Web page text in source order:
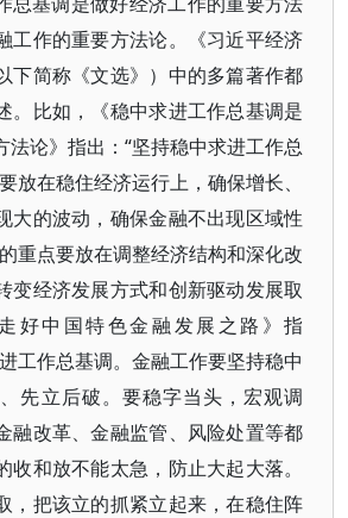
工作的重要方法论。《习近平经济
下简称《文选》）中的多篇著作都
。比如，《稳中求进工作总基调是
法论》指出：“坚持稳中求进工作总
放在稳住经济运行上，确保增长、
大的波动，确保金融不出现区域性
的重点要放在调整经济结构和深化改
变经济发展方式和创新驱动发展取
好中国特色金融发展之路》指
工作总基调。金融工作要坚持稳中
先立后破。要稳字当头，宏观调
融改革、金融监管、风险处置等都
收和放不能太急，防止大起大落。
，把该立的抓紧立起来，在稳住阵